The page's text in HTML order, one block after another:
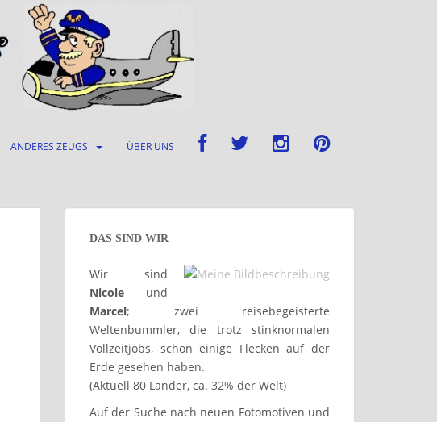
ANDERES ZEUGS ÜBER UNS
DAS SIND WIR
Wir sind
Nicole und
Marcel; zwei reisebegeisterte
Weltenbummler, die trotz stinknormalen
Vollzeitjobs, schon einige Flecken auf der
Erde gesehen haben.
(Aktuell 80 Länder, ca. 32% der Welt)
Auf der Suche nach neuen Fotomotiven und